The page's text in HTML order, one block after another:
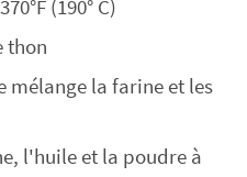
(190° C)
thon
mélange la farine et les
l'huile et la poudre à